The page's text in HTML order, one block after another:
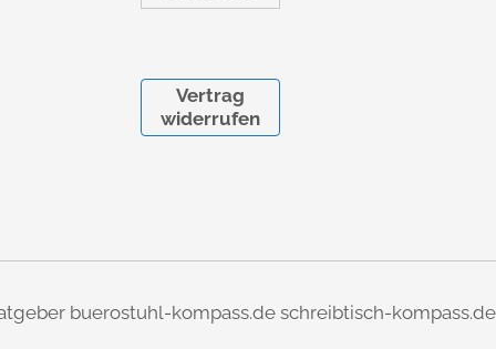
Vertrag
widerrufen
buerostuhl-kompass.de schreibtisch-kompass.de